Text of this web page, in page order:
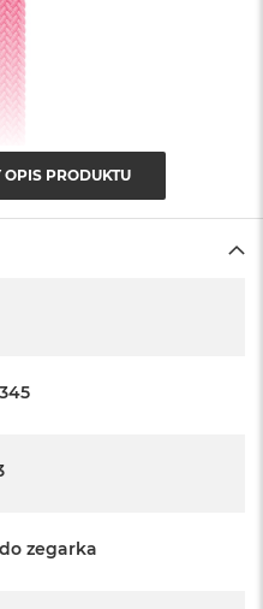
PRODUKTU
zegarka